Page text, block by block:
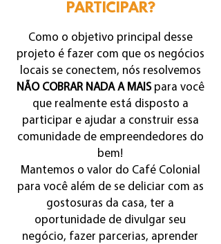
PARTICIPAR?
Como o objetivo principal desse
projeto é fazer com que os negócios
locais se conectem, nós resolvemos
NÃO COBRAR NADA A MAISpara você
que realmente está disposto a
participar e ajudar a construir essa
comunidade de empreendedores do
bem!
Mantemos o valor do Café Colonial
para você além de se deliciar com as
gostosuras da casa, ter a
oportunidade de divulgar seu
negócio, fazer parcerias, aprender